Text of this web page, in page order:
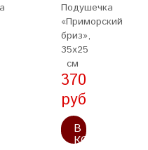
Подушечка
«Приморский
бриз»,
35x25
см
370
руб
В
КОРЗИНУ